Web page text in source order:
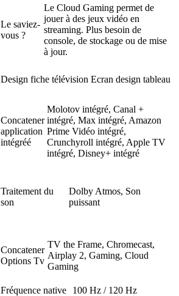
Le saviez-
vous ?
Le Cloud Gaming permet de
jouer à des jeux vidéo en
streaming. Plus besoin de
console, de stockage ou de mise
à jour.
Design fiche télévision Ecran design tableau
Concatener
application
intégréé
Molotov intégré, Canal +
intégré, Max intégré, Amazon
Prime Vidéo intégré,
Crunchyroll intégré, Apple TV
intégré, Disney+ intégré
Traitement du
son
Dolby Atmos, Son
puissant
Concatener
Options Tv
TV the Frame, Chromecast,
Airplay 2, Gaming, Cloud
Gaming
Fréquence native
100 Hz / 120 Hz